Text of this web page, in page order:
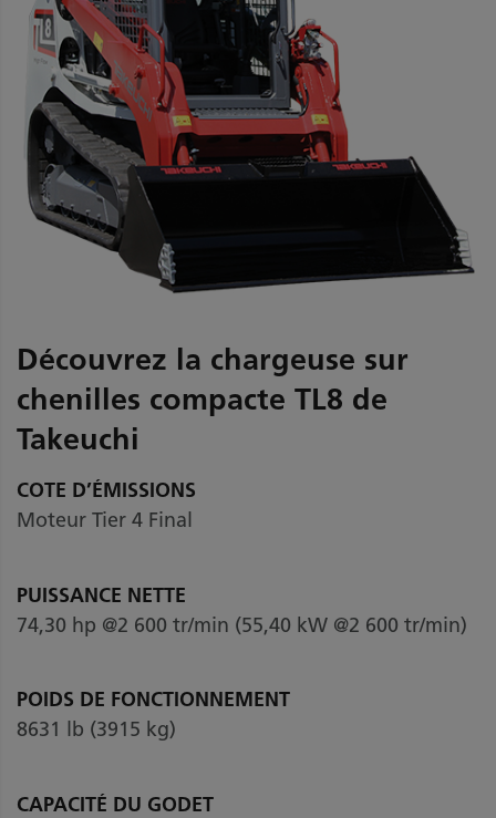
Découvrez la chargeuse sur
chenilles compacte TL8 de
Takeuchi
COTE D’ÉMISSIONS
Moteur Tier 4 Final
PUISSANCE NETTE
74,30 hp @2 600 tr/min (55,40 kW @2 600 tr/min)
POIDS DE FONCTIONNEMENT
8631 lb (3915 kg)
CAPACITÉ DU GODET